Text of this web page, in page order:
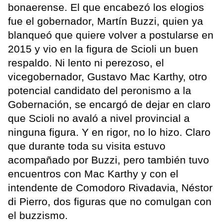
bonaerense. El que encabezó los elogios
fue el gobernador, Martín Buzzi, quien ya
blanqueó que quiere volver a postularse en
2015 y vio en la figura de Scioli un buen
respaldo. Ni lento ni perezoso, el
vicegobernador, Gustavo Mac Karthy, otro
potencial candidato del peronismo a la
Gobernación, se encargó de dejar en claro
que Scioli no avaló a nivel provincial a
ninguna figura. Y en rigor, no lo hizo. Claro
que durante toda su visita estuvo
acompañado por Buzzi, pero también tuvo
encuentros con Mac Karthy y con el
intendente de Comodoro Rivadavia, Néstor
di Pierro, dos figuras que no comulgan con
el buzzismo.